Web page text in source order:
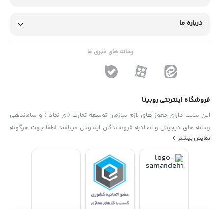
درباره ما
رسانه های خبری ما
فروشگاه اینترنتی روبینا
این سایت دارای مجوز های لازم سازمان توسعه تجارت (ای نماد ) و ساماندهی
رسانه های دیجیتال و اتحادیه فروشندگان اینترنتی میباشد لطفا جهت هرگونه
پیشنهاد ، انتفاد و یا شکایات از فرم "تماس با ما" استفاده نمایید . تلفن های
نمایش بیشتر